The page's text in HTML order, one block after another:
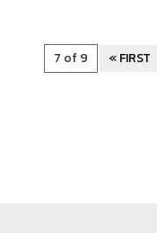
7 of 9 « FIRST